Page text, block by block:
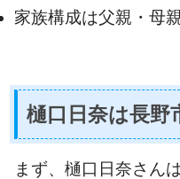
家族構成は父親・母
樋口日奈は長野
まず、樋口日奈さん